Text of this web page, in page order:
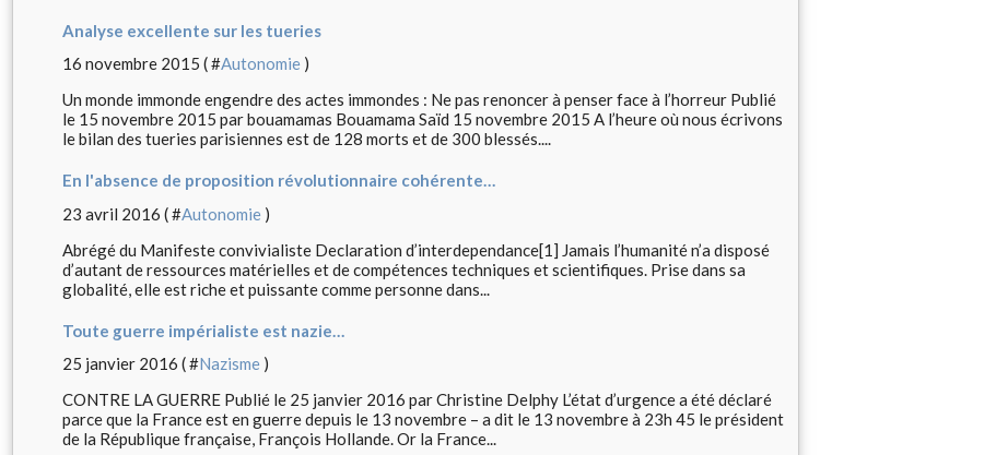
Analyse excellente sur les tueries
16 novembre 2015 ( #Autonomie )
Un monde immonde engendre des actes immondes : Ne pas renoncer à penser face à l’horreur Publié
le 15 novembre 2015 par bouamamas Bouamama Saïd 15 novembre 2015 A l’heure où nous écrivons
le bilan des tueries parisiennes est de 128 morts et de 300 blessés....
En l'absence de proposition révolutionnaire cohérente…
23 avril 2016 ( #Autonomie )
Abrégé du Manifeste convivialiste Declaration d’interdependance[1] Jamais l’humanité n’a disposé
d’autant de ressources matérielles et de compétences techniques et scientifiques. Prise dans sa
globalité, elle est riche et puissante comme personne dans...
Toute guerre impérialiste est nazie…
25 janvier 2016 ( #Nazisme )
CONTRE LA GUERRE Publié le 25 janvier 2016 par Christine Delphy L’état d’urgence a été déclaré
parce que la France est en guerre depuis le 13 novembre – a dit le 13 novembre à 23h 45 le président
de la République française, François Hollande. Or la France...